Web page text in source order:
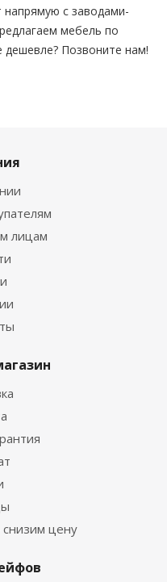
с заводами-
мебель по
Позвоните нам!
лицам
цену